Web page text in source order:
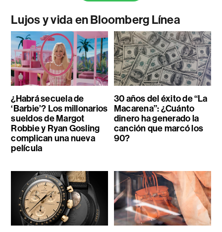
Lujos y vida en Bloomberg Línea
¿Habrá secuela de
‘Barbie’? Los millonarios
sueldos de Margot
Robbie y Ryan Gosling
complican una nueva
película
30 años del éxito de “La
Macarena”: ¿Cuánto
dinero ha generado la
canción que marcó los
90?